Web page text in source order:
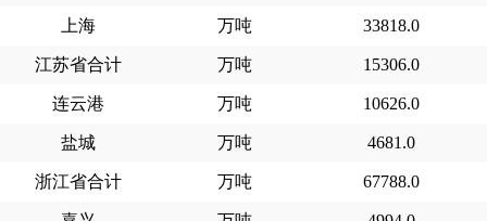
上海 万吨 33818.0
江苏省合计 万吨 15306.0
连云港 万吨 10626.0
盐城 万吨 4681.0
浙江省合计 万吨 67788.0